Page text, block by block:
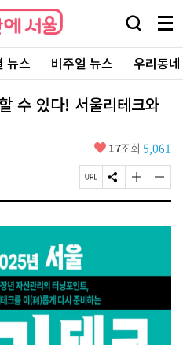
검
창
열
기
메
뉴
전
체
보
뉴스 비주얼 뉴스 우리동
수 있다! 서울리테크와
좋
요
17조회 5,061
페
이
U
사
S
N
공
글
자
기
경
글
자
기
경